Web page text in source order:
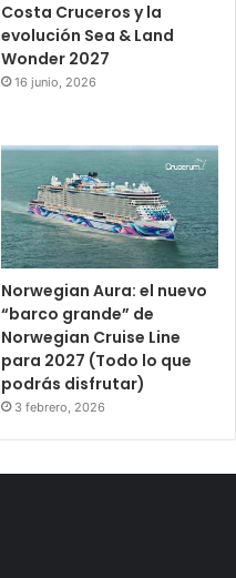
Costa Cruceros y la
evolución Sea & Land
Wonder 2027
16 junio, 2026
Norwegian Aura: el nuevo
“barco grande” de
Norwegian Cruise Line
para 2027 (Todo lo que
podrás disfrutar)
3 febrero, 2026